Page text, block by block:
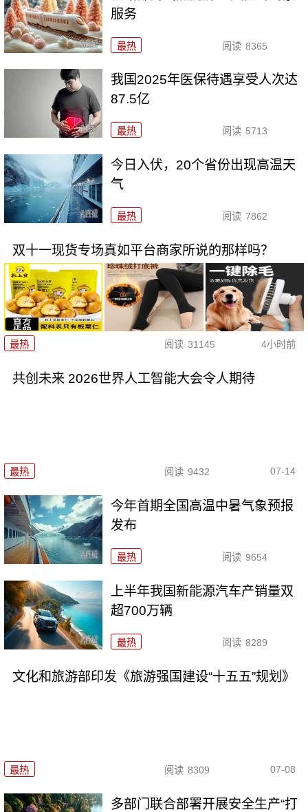
服务
最热 阅读 8365
我国2025年医保待遇享受人次达
87.5亿
最热 阅读 5713
今日入伏，20个省份出现高温天
气
最热 阅读 7862
双十一现货专场真如平台商家所说的那样吗？
最热 阅读 31145 4小时前
共创未来 2026世界人工智能大会令人期待
最热 阅读 9432 07-14
今年首期全国高温中暑气象预报
发布
最热 阅读 9654
上半年我国新能源汽车产销量双
超700万辆
最热 阅读 8289
文化和旅游部印发《旅游强国建设“十五五”规划》
最热 阅读 8309 07-08
多部门联合部署开展安全生产“打